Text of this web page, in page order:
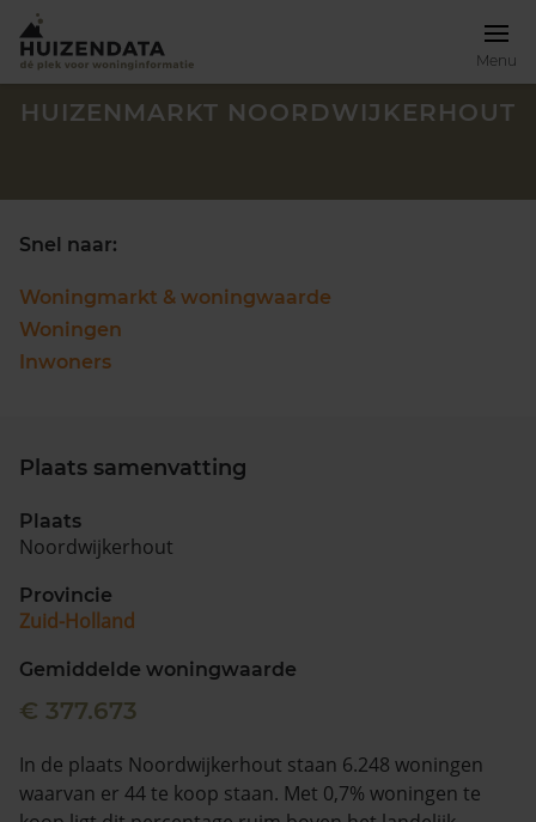
Menu
Zoek een woning
088 220 4200
Maandag t/m vrijdag - 08:00 -18:00
HUIZENMARKT NOORDWIJKERHOUT
Snel naar:
Woningmarkt & woningwaarde
Woningen
Inwoners
Plaats samenvatting
Plaats
Noordwijkerhout
Provincie
Zuid-Holland
Gemiddelde woningwaarde
€ 377.673
In de plaats Noordwijkerhout staan 6.248 woningen
waarvan er 44 te koop staan. Met 0,7% woningen te